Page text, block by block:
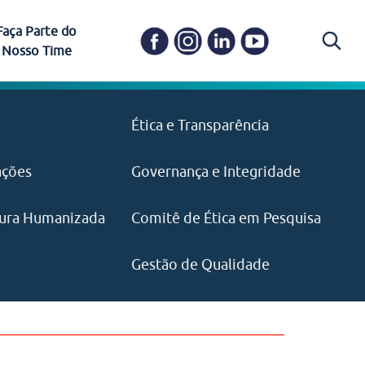
Ética e Transparência
Governança e Integridade
Humanizada Comitê de Ética em Pesquisa
Gestão de Qualidade
Carapicuíba
pelo CEJAM e(11) 97646‑2537
Parte do
Nosso Time
visão e valores?